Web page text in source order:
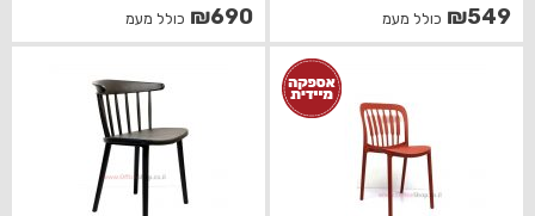
₪549 כולל מעמ ₪690 כולל מעמ